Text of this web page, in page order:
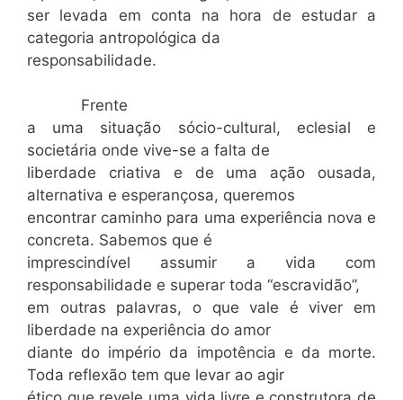
ser levada em conta na hora de estudar a
categoria antropológica da
responsabilidade.
Frente
a uma situação sócio-cultural, eclesial e
societária onde vive-se a falta de
liberdade criativa e de uma ação ousada,
alternativa e esperançosa, queremos
encontrar caminho para uma experiência nova e
concreta. Sabemos que é
imprescindível assumir a vida com
responsabilidade e superar toda “escravidão”,
em outras palavras, o que vale é viver em
liberdade na experiência do amor
diante do império da impotência e da morte.
Toda reflexão tem que levar ao agir